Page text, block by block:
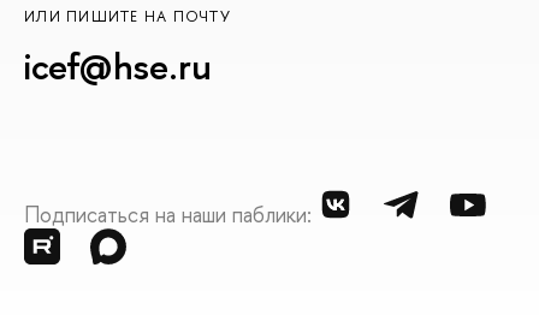
ИЛИ ПИШИТЕ НА ПОЧТУ
icef@hse.ru
Подписаться на наши паблики: